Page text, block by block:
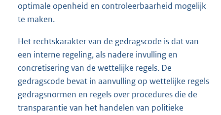
optimale openheid en controleerbaarheid mogelijk
te maken.
Het rechtskarakter van de gedragscode is dat van
een interne regeling, als nadere invulling en
concretisering van de wettelijke regels. De
gedragscode bevat in aanvulling op wettelijke regels
gedragsnormen en regels over procedures die de
transparantie van het handelen van politieke